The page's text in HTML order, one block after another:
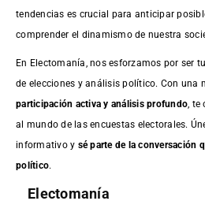
tendencias es crucial para anticipar
comprender el dinamismo de nuestra
En Electomanía, nos esforzamos por ser
de elecciones y análisis político. Con una
participación activa y análisis profundo ,
al mundo de las encuestas electorales.
informativo y sé parte de la conversación
político.
Electomanía